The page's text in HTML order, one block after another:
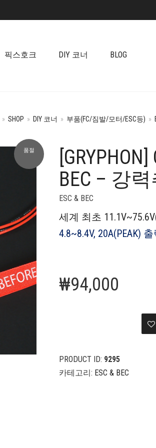
픽스호크 DIY 코너 BLOG
» SHOP » DIY 코너 » 부품(FC/짐발/모터/ESC등) »
품절
BEC – 강
ESC & BEC
세계 최초
4.8~8.4V, 20A(PEAK) 출
₩94,000
PRODUCT ID: 9295
카테고리: ESC & BEC